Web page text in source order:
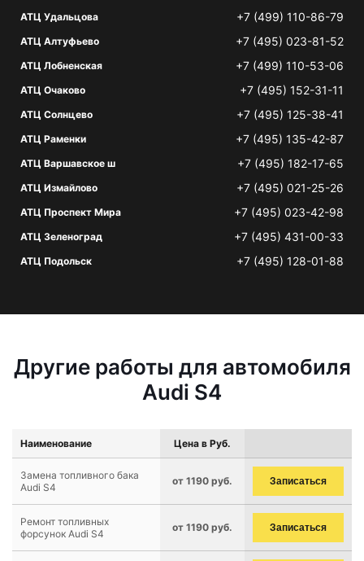
АТЦ Удальцова +7 (499) 110-86-79
АТЦ Алтуфьево +7 (495) 023-81-52
АТЦ Лобненская +7 (499) 110-53-06
АТЦ Очаково +7 (495) 152-31-11
АТЦ Солнцево +7 (495) 125-38-41
АТЦ Раменки +7 (495) 135-42-87
АТЦ Варшавское ш +7 (495) 182-17-65
АТЦ Измайлово +7 (495) 021-25-26
АТЦ Проспект Мира +7 (495) 023-42-98
АТЦ Зеленоград +7 (495) 431-00-33
АТЦ Подольск +7 (495) 128-01-88
Другие работы для автомобиля
Audi S4
Наименование Цена в Руб.
Замена топливного бака
Audi S4
от 1190 руб. Записаться
Ремонт топливных
форсунок Audi S4
от 1190 руб. Записаться